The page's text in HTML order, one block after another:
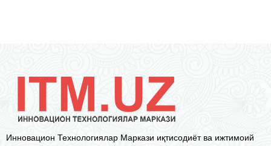
Инновацион Технологиялар Маркази иқтисодиёт ва ижтимоий